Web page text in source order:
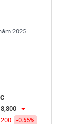
2025
-0.55%